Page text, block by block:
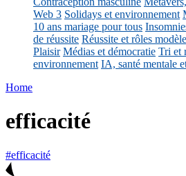
Web 3 Solidays et environnement
10 ans mariage pour tous
de réussite Réussite et rôles
Plaisir Médias et démocratie Tri et
environnement IA, santé mentale
Home
efficacité
#efficacité